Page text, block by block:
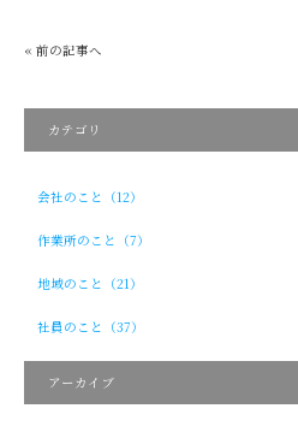
« 前の記事へ
カテゴリ
会社のこと（12）
作業所のこと（7）
地域のこと（21）
社員のこと（37）
アーカイブ